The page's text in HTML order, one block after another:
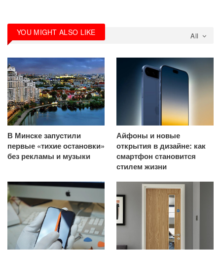
All
YOU MIGHT ALSO LIKE
В Минске запустили
первые «тихие остановки»
без рекламы и музыки
Айфоны и новые
открытия в дизайне: как
смартфон становится
стилем жизни